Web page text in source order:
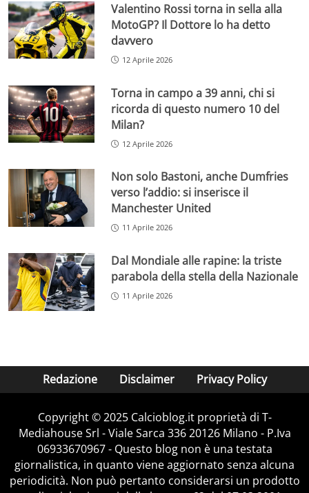
Valentino Rossi torna in sella alla
MotoGP? Il Dottore lo ha detto
davvero
12 Aprile 2026
Torna in campo a 39 anni, chi si
ricorda di questo numero 10 del
Milan?
12 Aprile 2026
Non solo Bastoni, anche Dumfries
verso l’addio: si inserisce il
Manchester United
11 Aprile 2026
Dal Mondiale alle rapine: la triste
parabola della stella della Nazionale
11 Aprile 2026
Redazione Disclaimer Privacy Policy
Copyright © 2025 Calcioblog.it proprietà di T-
Mediahouse Srl - Viale Sarca 336 20126 Milano - P.Iva
06933670967 - Questo blog non è una testata
giornalistica, in quanto viene aggiornato senza alcuna
periodicità. Non può pertanto considerarsi un prodotto